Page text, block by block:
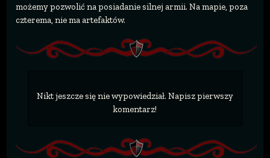
możemy pozwolić na posiadanie silnej armii. Na mapie, poza
czterema, nie ma artefaktów.
Nikt jeszcze się nie wypowiedział. Napisz pierwszy
komentarz!